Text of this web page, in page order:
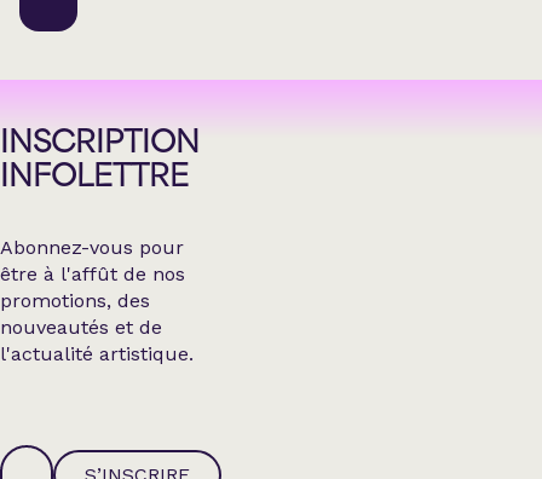
INSCRIPTION
INFOLETTRE
Abonnez-vous pour
être à l'affût de nos
promotions, des
nouveautés et de
l'actualité artistique.